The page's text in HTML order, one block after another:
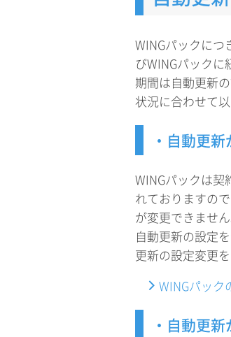
WINGパックにつ
びWINGパック
期間は自動更新
状況に合わせて
・自動更
WINGパックは
れておりますの
が変更できません
自動更新の設定
更新の設定変更
WINGパック
・自動更